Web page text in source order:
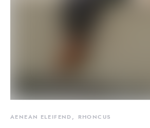
AENEAN ELEIFEND RHONCUS